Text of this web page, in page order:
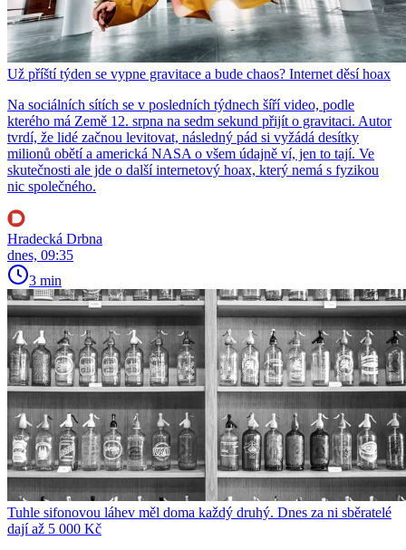
Už příští týden se vypne gravitace a bude chaos? Internet děsí hoax
Na sociálních sítích se v posledních týdnech šíří video, podle
kterého má Země 12. srpna na sedm sekund přijít o gravitaci. Autor
tvrdí, že lidé začnou levitovat, následný pád si vyžádá desítky
milionů obětí a americká NASA o všem údajně ví, jen to tají. Ve
skutečnosti ale jde o další internetový hoax, který nemá s fyzikou
nic společného.
Hradecká Drbna
dnes, 09:35
3 min
Tuhle sifonovou láhev měl doma každý druhý. Dnes za ni sběratelé
dají až 5 000 Kč